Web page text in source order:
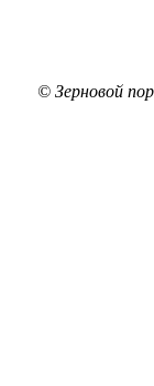
© Зерновой